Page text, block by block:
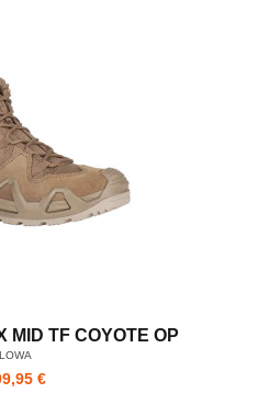
MID TF COYOTE OP
LOWA
€